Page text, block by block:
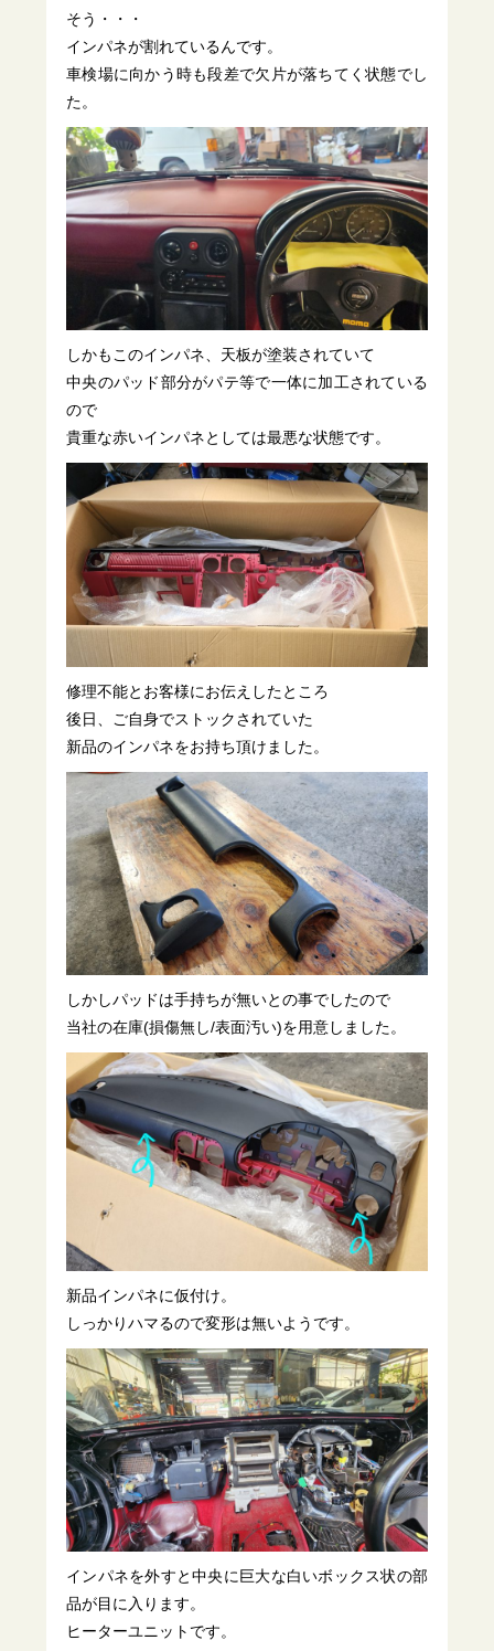
そう・・・
インパネが割れているんです。
車検場に向かう時も段差で欠片が落ちてく状態でし
た。
しかもこのインパネ、天板が塗装されていて
中央のパッド部分がパテ等で一体に加工されている
ので
貴重な赤いインパネとしては最悪な状態です。
修理不能とお客様にお伝えしたところ
後日、ご自身でストックされていた
新品のインパネをお持ち頂けました。
しかしパッドは手持ちが無いとの事でしたので
当社の在庫(損傷無し/表面汚い)を用意しました。
新品インパネに仮付け。
しっかりハマるので変形は無いようです。
インパネを外すと中央に巨大な白いボックス状の部
品が目に入ります。
ヒーターユニットです。